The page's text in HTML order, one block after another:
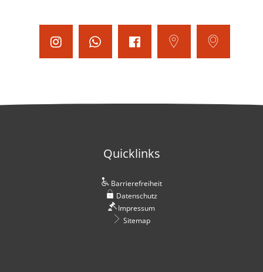
Quicklinks
Barrierefreiheit
Datenschutz
Impressum
Sitemap